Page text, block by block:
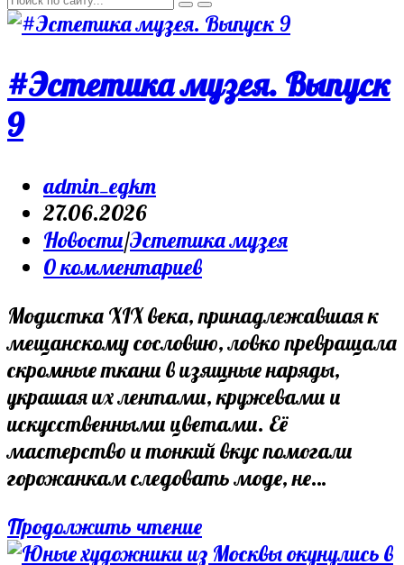
#Эстетика музея. Выпуск
9
Post
author:
admin_egkm
Запись
опубликована:
27.06.2026
Post
category:
Новости/Эстетика музея
Post
0 комментариев
Модистка XIX века, принадлежавшая к
мещанскому сословию, ловко превращала
скромные ткани в изящные наряды,
украшая их лентами, кружевами и
искусственными цветами. Её
мастерство и тонкий вкус помогали
горожанкам следовать моде, не…
Продолжить чтение#Эстетика
музея.